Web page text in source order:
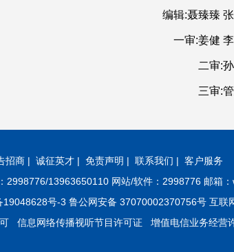
编辑:聂臻臻
一审:姜健
二审:
三审:
招商 | 诚征英才 | 免责声明 | 联系我们 | 客户服务
2998776/13963650110 网站/软件：2998776 邮箱
号-3 鲁公网安备 37070002370756号 互
信息网络传播视听节目许可证 增值电信业务经营